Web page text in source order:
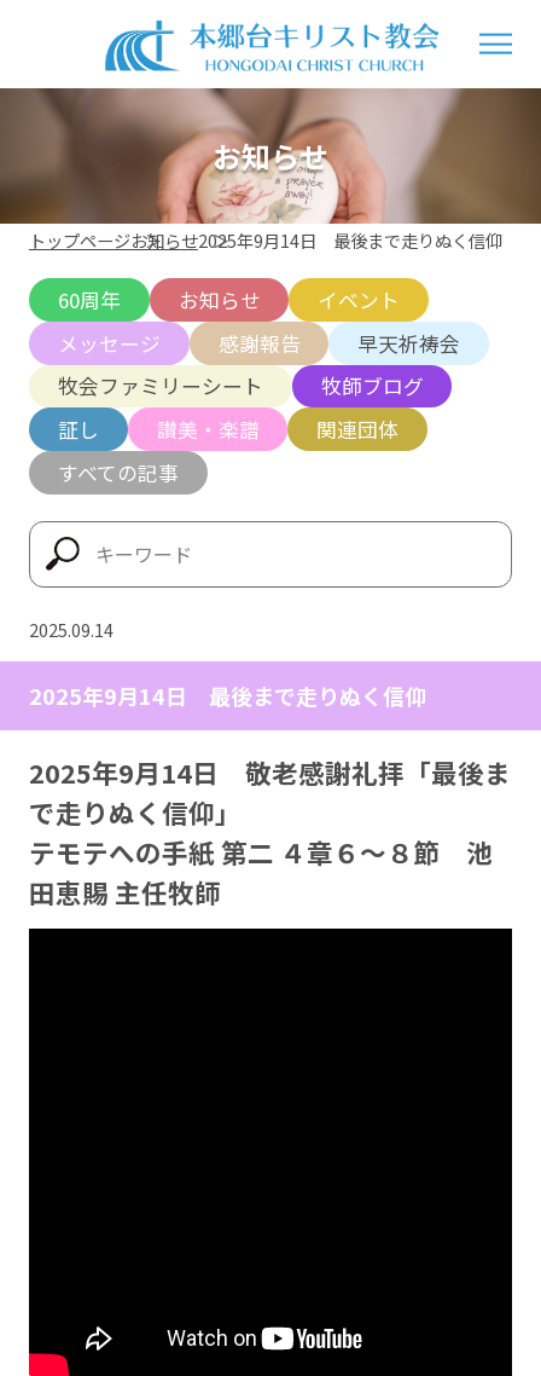
お知らせ
トップページお知らせ2025年9月14日 最後まで走りぬく信仰
60周年 お知らせ
イベント
メッセージ
感謝報告
早天祈祷会
牧会ファミリーシート
牧師ブログ
証し
讃美・楽譜
関連団体
すべての記事
2025.09.14
2025年9月14日 最後まで走りぬく信仰
2025年9月14日 敬老感謝礼拝「最後ま
で走りぬく信仰」
テモテへの手紙 第二 ４章６〜８節 池
田恵賜 主任牧師